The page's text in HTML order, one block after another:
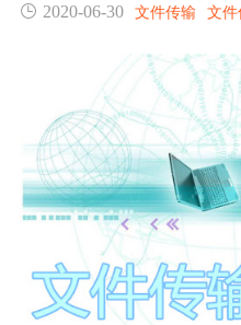
镭速FTP加速
跨国数据传输
内外网文件交换
数据迁移
数据协作
关于镭速
帮助中心
2020-06-30 文件传输 文件